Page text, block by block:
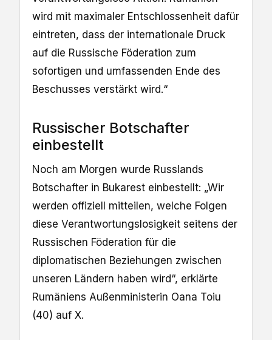
wird mit maximaler Entschlossenheit dafür
eintreten, dass der internationale Druck
auf die Russische Föderation zum
sofortigen und umfassenden Ende des
Beschusses verstärkt wird.“
Russischer Botschafter
einbestellt
Noch am Morgen wurde Russlands
Botschafter in Bukarest einbestellt: „Wir
werden offiziell mitteilen, welche Folgen
diese Verantwortungslosigkeit seitens der
Russischen Föderation für die
diplomatischen Beziehungen zwischen
unseren Ländern haben wird“, erklärte
Rumäniens Außenministerin Oana Toiu
(40) auf X.